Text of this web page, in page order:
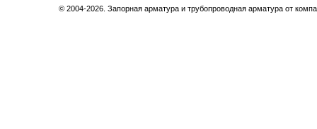
© 2004-2026. Запорная арматура и трубопроводная арматура от